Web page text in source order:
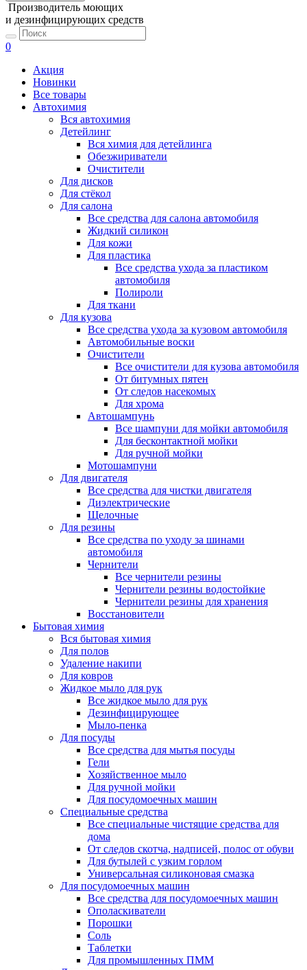
Производитель моющих
и дезинфицирующих средств
0
Акция
Новинки
Все товары
Автохимия
Вся автохимия
Детейлинг
Вся химия для детейлинга
Обезжириватели
Очистители
Для дисков
Для стёкол
Для салона
Все средства для салона автомобиля
Жидкий силикон
Для кожи
Для пластика
Все средства ухода за пластиком
автомобиля
Полироли
Для ткани
Для кузова
Все средства ухода за кузовом автомобиля
Автомобильные воски
Очистители
Все очистители для кузова автомобиля
От битумных пятен
От следов насекомых
Для хрома
Автошампунь
Все шампуни для мойки автомобиля
Для бесконтактной мойки
Для ручной мойки
Мотошампуни
Для двигателя
Все средства для чистки двигателя
Диэлектрические
Щелочные
Для резины
Все средства по уходу за шинами
автомобиля
Чернители
Все чернители резины
Чернители резины водостойкие
Чернители резины для хранения
Восстановители
Бытовая химия
Вся бытовая химия
Для полов
Удаление накипи
Для ковров
Жидкое мыло для рук
Все жидкое мыло для рук
Дезинфицирующее
Мыло-пенка
Для посуды
Все средства для мытья посуды
Гели
Хозяйственное мыло
Для ручной мойки
Для посудомоечных машин
Специальные средства
Все специальные чистящие средства для
дома
От следов скотча, надписей, полос от обуви
Для бутылей с узким горлом
Универсальная силиконовая смазка
Для посудомоечных машин
Все средства для посудомоечных машин
Ополаскиватели
Порошки
Соль
Таблетки
Для промышленных ПММ